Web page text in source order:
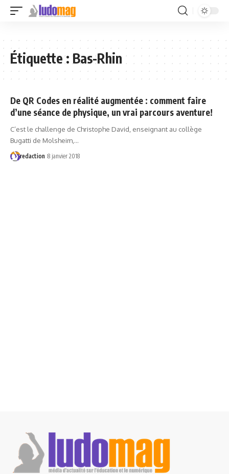
Étiquette :Bas-Rhin
De QR Codes en réalité augmentée : comment faire
d’une séance de physique, un vrai parcours aventure!
C’est le challenge de Christophe David, enseignant au collège
Bugatti de Molsheim,…
redaction 8 janvier 2018